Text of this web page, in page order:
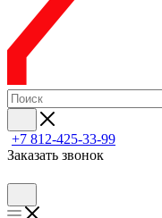
+7 812-425-33-99
Заказать звонок